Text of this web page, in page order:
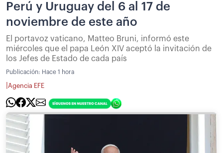
Perú y Uruguay del 6 al 17 de
noviembre de este año
El portavoz vaticano, Matteo Bruni, informó este
miércoles que el papa León XIV aceptó la invitación de
los Jefes de Estado de cada país
Publicación: Hace 1 hora
Agencia EFE